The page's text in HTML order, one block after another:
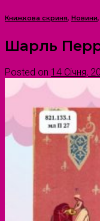
Книжкова скриня, Новини,
Шарль
Posted on 14 Січня,